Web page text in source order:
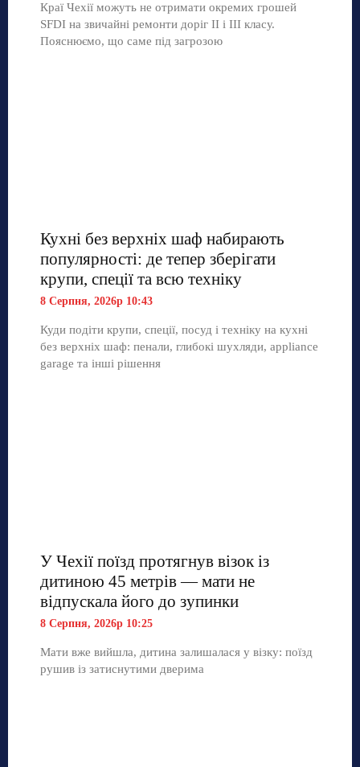
Краї Чехії можуть не отримати окремих грошей
SFDI на звичайні ремонти доріг II і III класу.
Пояснюємо, що саме під загрозою
Кухні без верхніх шаф набирають
популярності: де тепер зберігати
крупи, спеції та всю техніку
8 Серпня, 2026р 10:43
Куди подіти крупи, спеції, посуд і техніку на кухні
без верхніх шаф: пенали, глибокі шухляди, appliance
garage та інші рішення
У Чехії поїзд протягнув візок із
дитиною 45 метрів — мати не
відпускала його до зупинки
8 Серпня, 2026р 10:25
Мати вже вийшла, дитина залишалася у візку: поїзд
рушив із затиснутими дверима